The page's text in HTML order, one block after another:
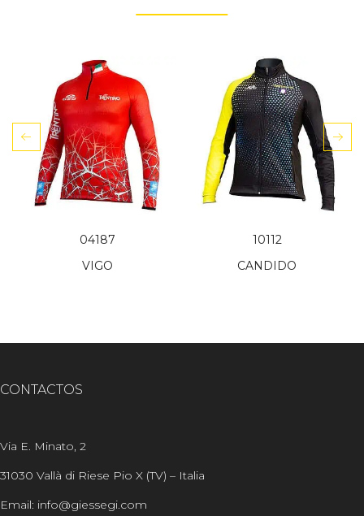
04187
VIGO
10112
CANDIDO
CONTACTOS
Via E. Minato, 2
31030 Vallà di Riese Pio X (TV) – Italia
Email: info@giessegi.com